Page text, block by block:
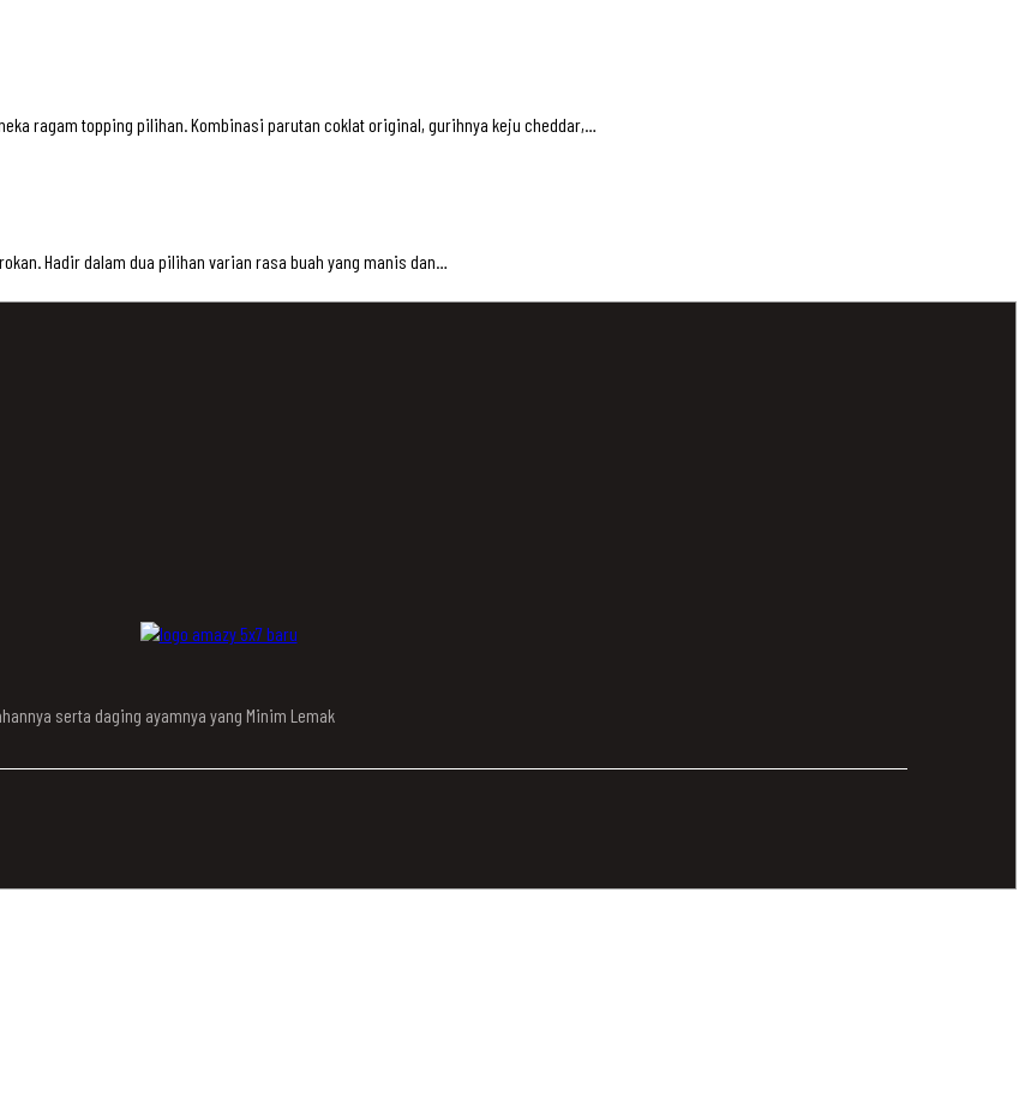
ragam topping pilihan. Kombinasi parutan coklat original, gurihnya keju cheddar,…
Hadir dalam dua pilihan varian rasa buah yang manis dan…
serta daging ayamnya yang Minim Lemak